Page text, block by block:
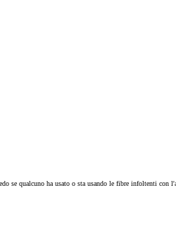
se qualcuno ha usato o sta usando le fibre infoltenti con